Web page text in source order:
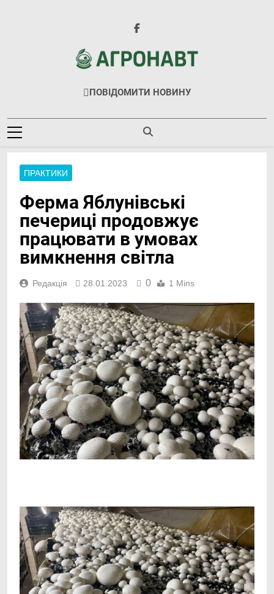
Агронавт
Новини Українського Агробізнесу
ПОВІДОМИТИ НОВИНУ
ПРАКТИКИ
Ферма Яблунівські
печериці продовжує
працювати в умовах
вимкнення світла
Редакція 28.01.2023 0 1 Mins
Link